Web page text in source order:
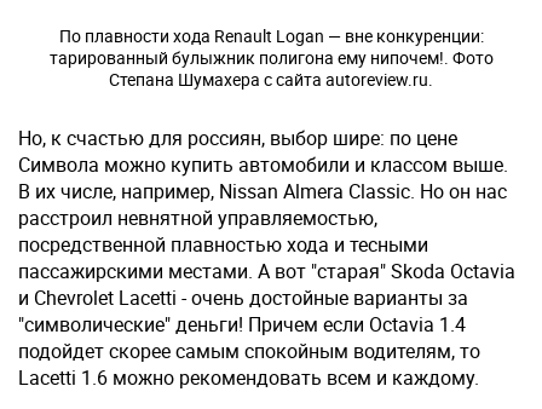
По плавности хода Renault Logan — вне конкуренции:
тарированный булыжник полигона ему нипочем!. Фото
Степана Шумахера с сайта autoreview.ru.
Но, к счастью для россиян, выбор шире: по цене
Символа можно купить автомобили и классом выше.
В их числе, например, Nissan Almera Classic. Но он нас
расстроил невнятной управляемостью,
посредственной плавностью хода и тесными
пассажирскими местами. А вот "старая" Skoda Octavia
и Chevrolet Lacetti - очень достойные варианты за
"символические" деньги! Причем если Octavia 1.4
подойдет скорее самым спокойным водителям, то
Lacetti 1.6 можно рекомендовать всем и каждому.